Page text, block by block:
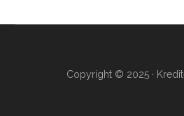
...
Copyright © 2025 ·